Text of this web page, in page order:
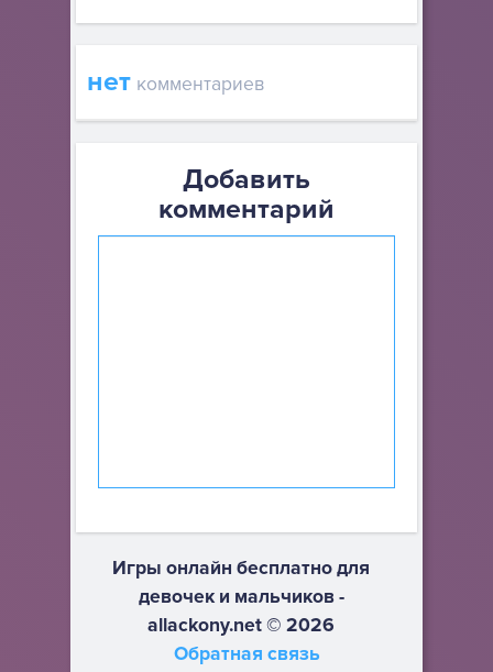
нет комментариев
Добавить
комментарий
Игры онлайн бесплатно для
девочек и мальчиков -
allackony.net © 2026
Обратная связь